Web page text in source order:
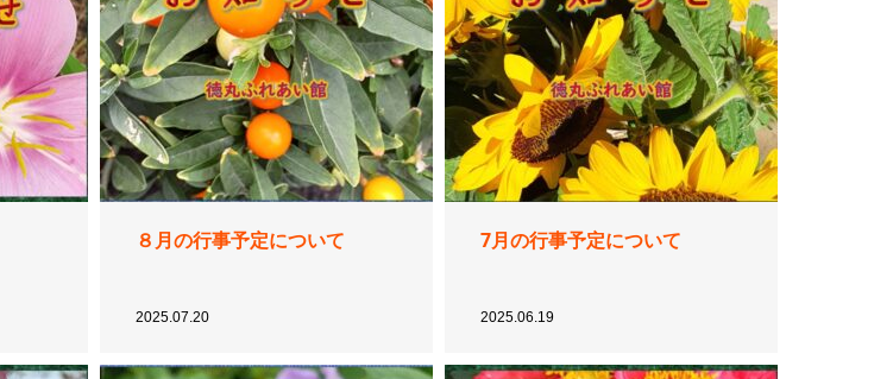
８月の行事予定について
2025.07.20
7月の行事予定について
2025.06.19